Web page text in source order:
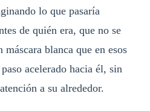
lo que pasaría
de quién era, que no se
blanca que en esos
acelerado hacia él, sin
a su alrededor.